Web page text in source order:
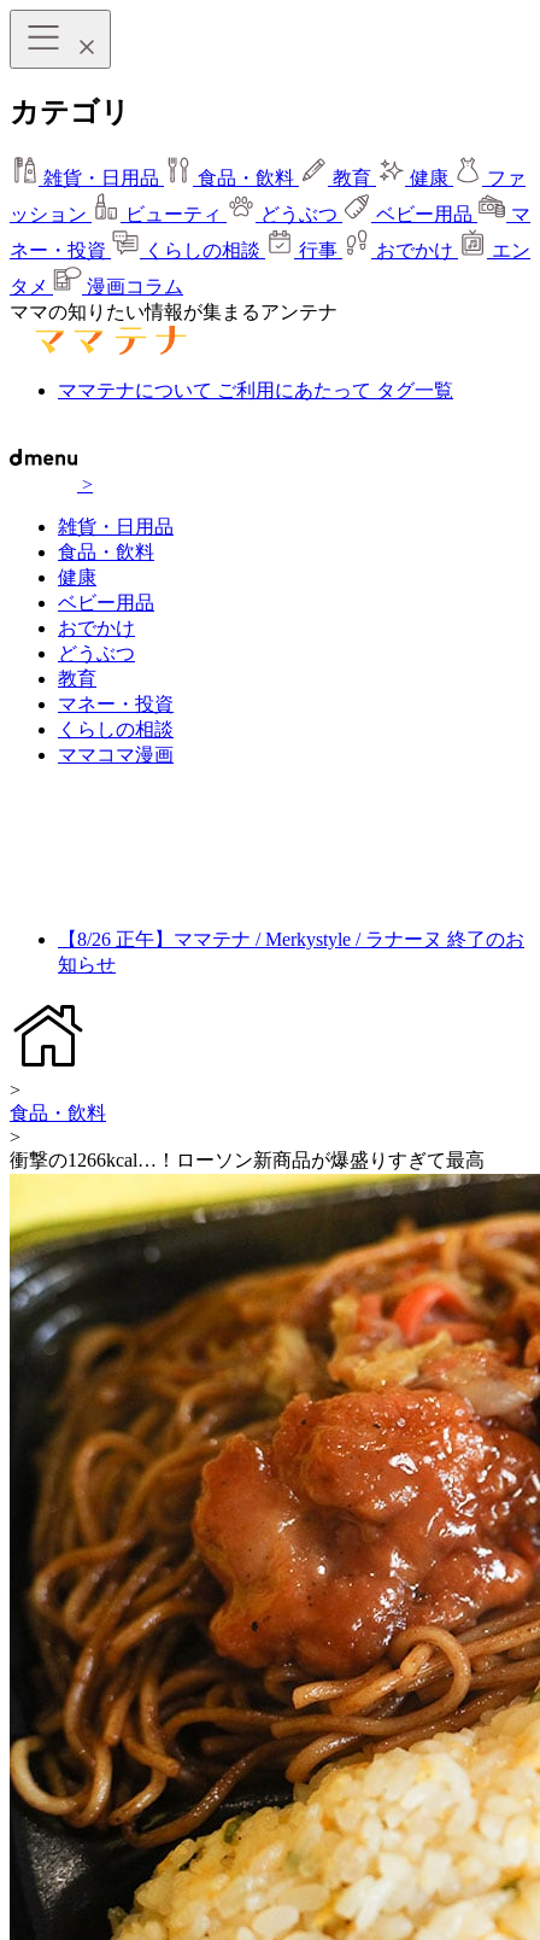
カテゴリ
雑貨・日用品 食品・飲料 教育 健康
ファ
ッション
ビューティ どうぶつ ベビー用品
マ
ネー・投資
くらしの相談 行事 おでかけ
エン
タメ
漫画コラム
ママの知りたい情報が集まるアンテナ
ママテナについて ご利用にあたって タグ一覧
>
雑貨・日用品
食品・飲料
健康
ベビー用品
おでかけ
どうぶつ
教育
マネー・投資
くらしの相談
ママコマ漫画
【8/26 正午】ママテナ / Merkystyle / ラナーヌ 終了のお
知らせ
>
食品・飲料
>
衝撃の1266kcal…！ローソン新商品が爆盛りすぎて最高